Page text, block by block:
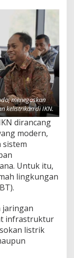
menegaskan
kelistrikan di IKN.
dirancang
modern,
sistem
Untuk itu,
lingkungan
jaringan
infrastruktur
listrik